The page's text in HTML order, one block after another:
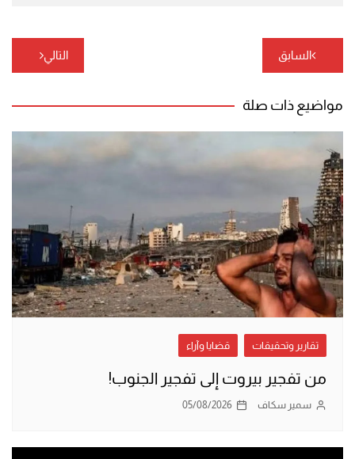
تصفّح
المقالات
السابق التالي
مواضيع ذات صلة
تقارير وتحقيقات قضايا وآراء
من تفجير بيروت إلى تفجير الجنوب!
سمير سكاف 05/08/2026